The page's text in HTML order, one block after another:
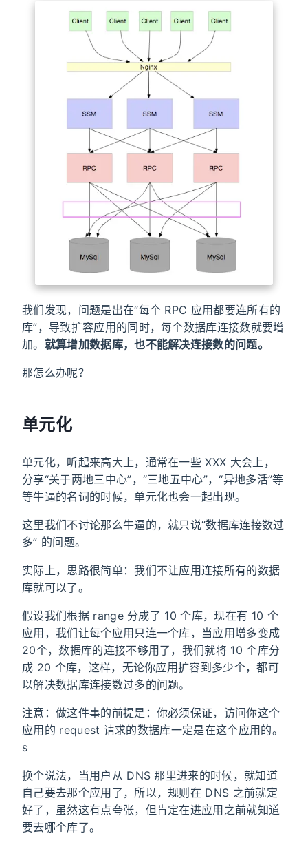
我们发现，问题是出在“每个 RPC 应用都要连所有的
库”，导致扩容应用的同时，每个数据库连接数就要增
加。 就算增加数据库，也不能解决连接数的问题。
那怎么办呢？
单元化
单元化，听起来高大上，通常在一些 XXX 大会上，
分享“关于两地三中心”，“三地五中心”，“异地多活”等
等牛逼的名词的时候，单元化也会一起出现。
这里我们不讨论那么牛逼的，就只说“数据库连接数过
多” 的问题。
实际上，思路很简单：我们不让应用连接所有的数据
库就可以了。
假设我们根据 range 分成了 10 个库，现在有 10 个
应用，我们让每个应用只连一个库，当应用增多变成
20个，数据库的连接不够用了，我们就将 10 个库分
成 20 个库，这样，无论你应用扩容到多少个，都可
以解决数据库连接数过多的问题。
注意：做这件事的前提是：你必须保证，访问你这个
应用的 request 请求的数据库一定是在这个应用的。
s
换个说法，当用户从 DNS 那里进来的时候，就知道
自己要去那个应用了，所以，规则在 DNS 之前就定
好了，虽然这有点夸张，但肯定在进应用之前就知道
要去哪个库了。